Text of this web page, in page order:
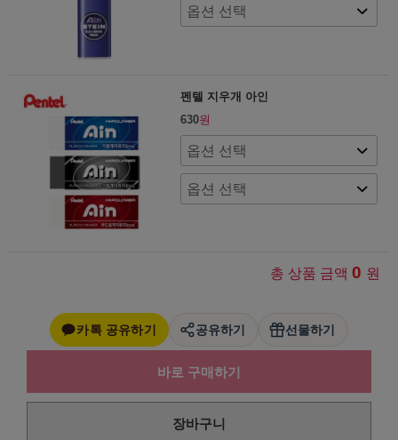
펜텔 지우개 아인
630원
총 상품 금액 0 원
카톡 공유하기 공유하기 선물하기
바로 구매하기
장바구니